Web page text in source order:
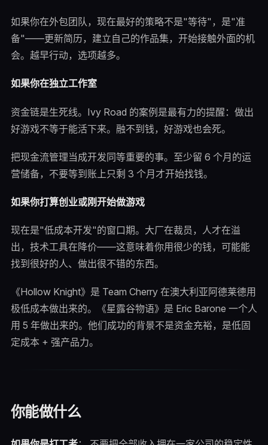
如果你在外包团队，现在最好的策略不是"等待"，是"准
备"——更新简历，建立自己的作品集，开始接触外面的机
会。越早行动，选项越多。
如果你在独立工作室
资金链是生死线。Ivy Road 的案例是最有力的提醒：做出
好游戏不等于能活下来。融不到钱，好游戏也会死。
把现金流管理当成开发同等重要的事。至少留 6 个月的运
营储备，不要等到账上只剩 3 个月才开始找钱。
如果你打算创业或刚开始做游戏
现在是"低成本开发"的窗口期。大厂在裁员，人才在溢
出，技术工具在降价——这意味着你用很少的钱，可能能
找到很好的人、做出很不错的东西。
《Hollow Knight》是 Team Cherry 在澳大利亚阿德莱德用
极低成本做出来的。《星露谷物语》是 Eric Barone 一个人
用 5 年做出来的。他们成功的背景不是资金充裕，是低固
定成本 + 强产品力。
你能做什么